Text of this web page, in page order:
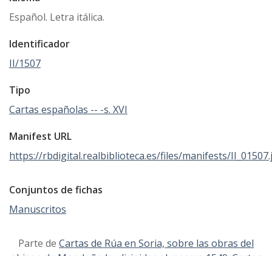
Español. Letra itálica.
Identificador
II/1507
Tipo
Cartas españolas -- -s. XVI
Manifest URL
https://rbdigital.realbiblioteca.es/files/manifests/
Conjuntos de fichas
Manuscritos
Parte de Cartas de Rúa en Soria, sobre las obras del